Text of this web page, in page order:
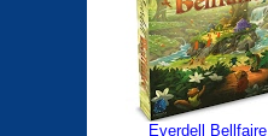
Everdell Bellfaire